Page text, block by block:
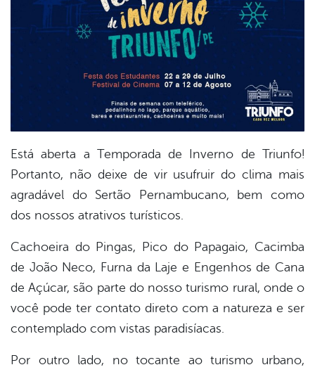
Está aberta a Temporada de Inverno de Triunfo!
Portanto, não deixe de vir usufruir do clima mais
agradável do Sertão Pernambucano, bem como
dos nossos atrativos turísticos.
Cachoeira do Pingas, Pico do Papagaio, Cacimba
de João Neco, Furna da Laje e Engenhos de Cana
de Açúcar, são parte do nosso turismo rural, onde o
você pode ter contato direto com a natureza e ser
contemplado com vistas paradisíacas.
Por outro lado, no tocante ao turismo urbano,